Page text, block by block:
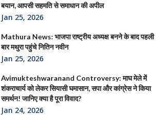
बयान, आपसी सहमति से समाधान की अपील
Jan 25, 2026
Mathura News: भाजपा राष्ट्रीय अध्यक्ष बनने के बाद पहली
बार मथुरा पहुंचे नितिन नवीन
Jan 25, 2026
Avimukteshwaranand Controversy: माघ मेले में
शंकराचार्य को लेकर सियासी घमासान, सपा और कांग्रेस ने किया
समर्थन! जानिए क्या है पूरा विवाद?
Jan 24, 2026